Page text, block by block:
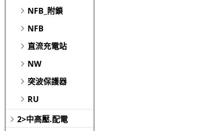
NFB_附鎖
NFB
直流充電站
NW
突波保護器
RU
2>中高壓.配電